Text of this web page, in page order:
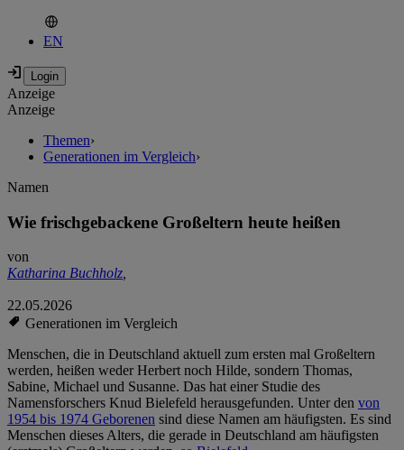
EN
Anzeige
Anzeige
Themen›
Generationen im Vergleich›
Namen
Wie frischgebackene Großeltern heute heißen
von
Katharina Buchholz,
22.05.2026
Generationen im Vergleich
Menschen, die in Deutschland aktuell zum ersten mal Großeltern
werden, heißen weder Herbert noch Hilde, sondern Thomas,
Sabine, Michael und Susanne. Das hat einer Studie des
Namensforschers Knud Bielefeld herausgefunden. Unter den von
1954 bis 1974 Geborenen sind diese Namen am häufigsten. Es sind
Menschen dieses Alters, die gerade in Deutschland am häufigsten